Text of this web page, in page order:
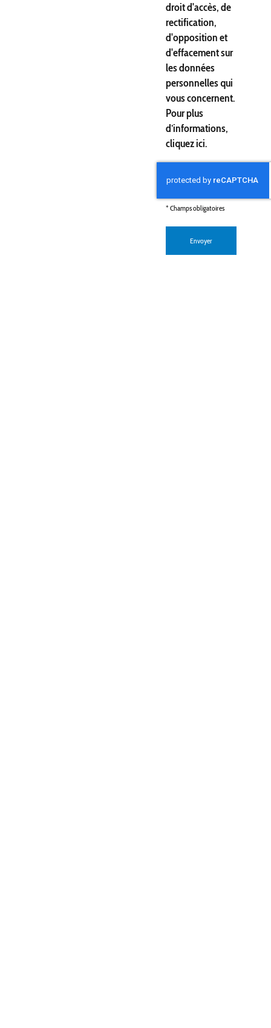
droit d'accès, de
rectification,
d'opposition et
d'effacement sur
les données
personnelles qui
vous concernent.
Pour plus
d’informations,
cliquezici.
* Champs obligatoires